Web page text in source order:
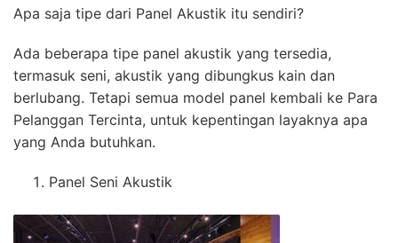
Apa saja tipe dari Panel Akustik itu sendiri?
Ada beberapa tipe panel akustik yang tersedia,
termasuk seni, akustik yang dibungkus kain dan
berlubang. Tetapi semua model panel kembali ke Para
Pelanggan Tercinta, untuk kepentingan layaknya apa
yang Anda butuhkan.
Panel Seni Akustik